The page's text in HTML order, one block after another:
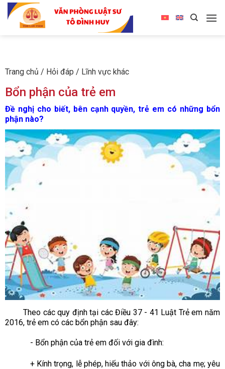
Trang chủ / Hỏi đáp / Lĩnh vực khác
Bổn phận của trẻ em
Đề nghị cho biết, bên cạnh quyền, trẻ em có những bổn
phận nào?
Theo các quy định tại các Điều 37 - 41 Luật Trẻ em năm
2016, trẻ em có các bổn phận sau đây:
- Bổn phận của trẻ em đối với gia đình:
+ Kính trọng, lễ phép, hiếu thảo với ông bà, cha mẹ; yêu